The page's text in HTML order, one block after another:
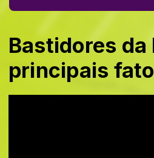
Bastidores da
principais